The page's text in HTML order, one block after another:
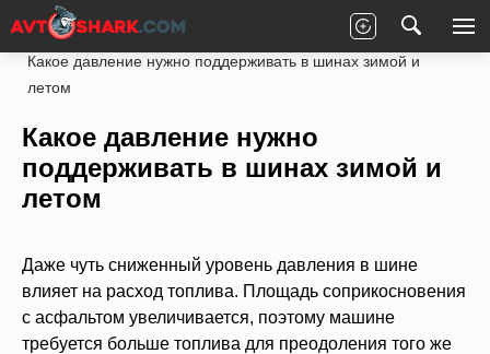
Главная Статьи
Ходовая часть
Какое давление нужно поддерживать в шинах зимой и
летом
Какое давление нужно
поддерживать в шинах зимой и
летом
Даже чуть сниженный уровень давления в шине
влияет на расход топлива. Площадь соприкосновения
с асфальтом увеличивается, поэтому машине
требуется больше топлива для преодоления того же